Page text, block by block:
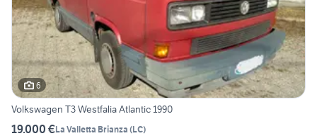
6
Volkswagen T3 Westfalia Atlantic 1990
19.000 €La Valletta Brianza (LC)